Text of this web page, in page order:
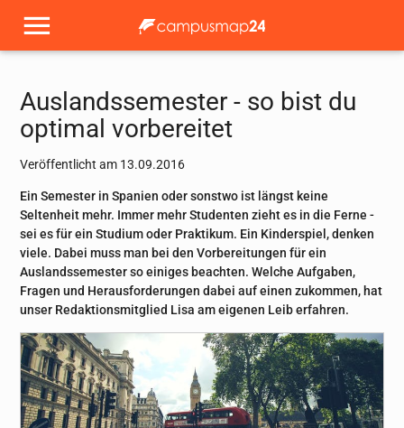
Auslandssemester - so bist du
optimal vorbereitet
Veröffentlicht am 13.09.2016
Ein Semester in Spanien oder sonstwo ist längst keine
Seltenheit mehr. Immer mehr Studenten zieht es in die Ferne -
sei es für ein Studium oder Praktikum. Ein Kinderspiel, denken
viele. Dabei muss man bei den Vorbereitungen für ein
Auslandssemester so einiges beachten. Welche Aufgaben,
Fragen und Herausforderungen dabei auf einen zukommen, hat
unser Redaktionsmitglied Lisa am eigenen Leib erfahren.